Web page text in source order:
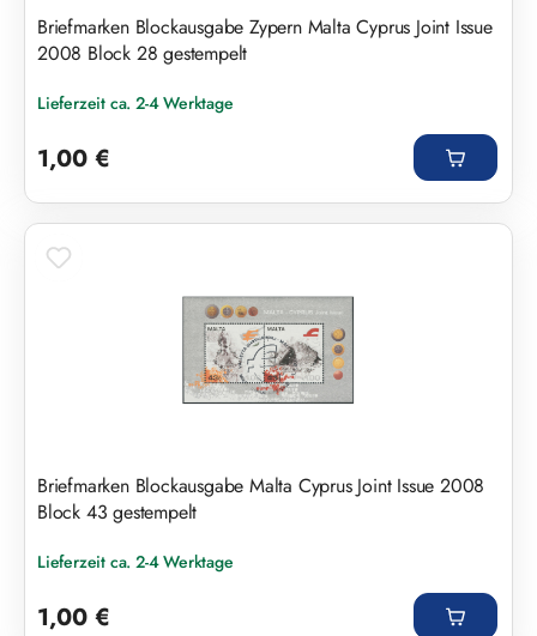
Briefmarken Blockausgabe Zypern Malta Cyprus Joint Issue
2008 Block 28 gestempelt
Lieferzeit ca. 2-4 Werktage
1,00 €
Briefmarken Blockausgabe Malta Cyprus Joint Issue 2008
Block 43 gestempelt
Lieferzeit ca. 2-4 Werktage
1,00 €